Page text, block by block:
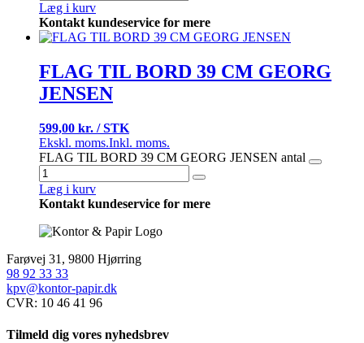
Læg i kurv
Kontakt kundeservice for mere
FLAG TIL BORD 39 CM GEORG
JENSEN
599,00 kr. / STK
Ekskl. moms.Inkl. moms.
FLAG TIL BORD 39 CM GEORG JENSEN antal
Læg i kurv
Kontakt kundeservice for mere
Farøvej 31, 9800 Hjørring
98 92 33 33
kpv@kontor-papir.dk
CVR: 10 46 41 96
Tilmeld dig vores nyhedsbrev